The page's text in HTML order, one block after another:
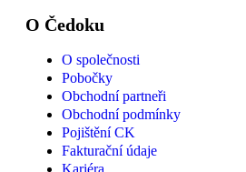
O Čedoku
O společnosti
Pobočky
Obchodní partneři
Obchodní podmínky
Pojištění CK
Fakturační údaje
Kariéra